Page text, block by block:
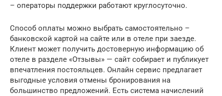
– операторы поддержки работают круглосуточно.
Способ оплаты можно выбрать самостоятельно –
банковской картой на сайте или в отеле при заезде.
Клиент может получить достоверную информацию об
отеле в разделе «Отзывы» — сайт собирает и публикует
впечатления постояльцев. Онлайн сервис предлагает
выгодные условия отмены бронирования на
большинство предложений. Есть система начислений